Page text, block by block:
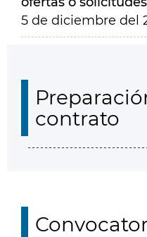
5 de diciembre del
contrato